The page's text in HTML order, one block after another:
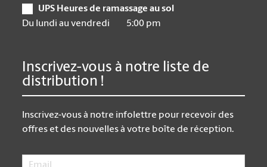
UPS Heures de ramassage au sol
Du lundi au vendredi
5:00 pm
Inscrivez-vous à notre liste de
distribution !
Inscrivez-vous à notre infolettre pour recevoir des
offres et des nouvelles à votre boîte de réception.
Email